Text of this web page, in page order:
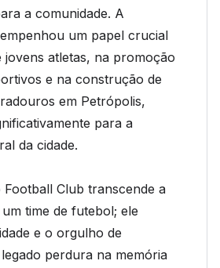
a comunidade. A
um papel crucial
jovens atletas, na promoção
e na construção de
em Petrópolis,
para a
da cidade.
Club transcende a
time de futebol; ele
e o orgulho de
perdura na memória